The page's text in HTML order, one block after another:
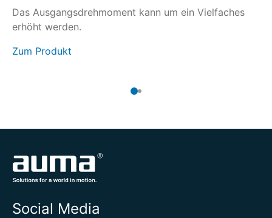
Das Ausgangsdrehmoment kann um ein Vielfaches
erhöht werden.
Zum Produkt
Social Media